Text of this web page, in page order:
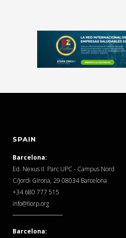
SPAIN
Barcelona:
Ed. Nexus II. Parc UPC - Campus Nord
C/Jordi Girona, 29 08034 Barcelona
‎+34 680 777 515
info@fiorp.org
Barcelona: